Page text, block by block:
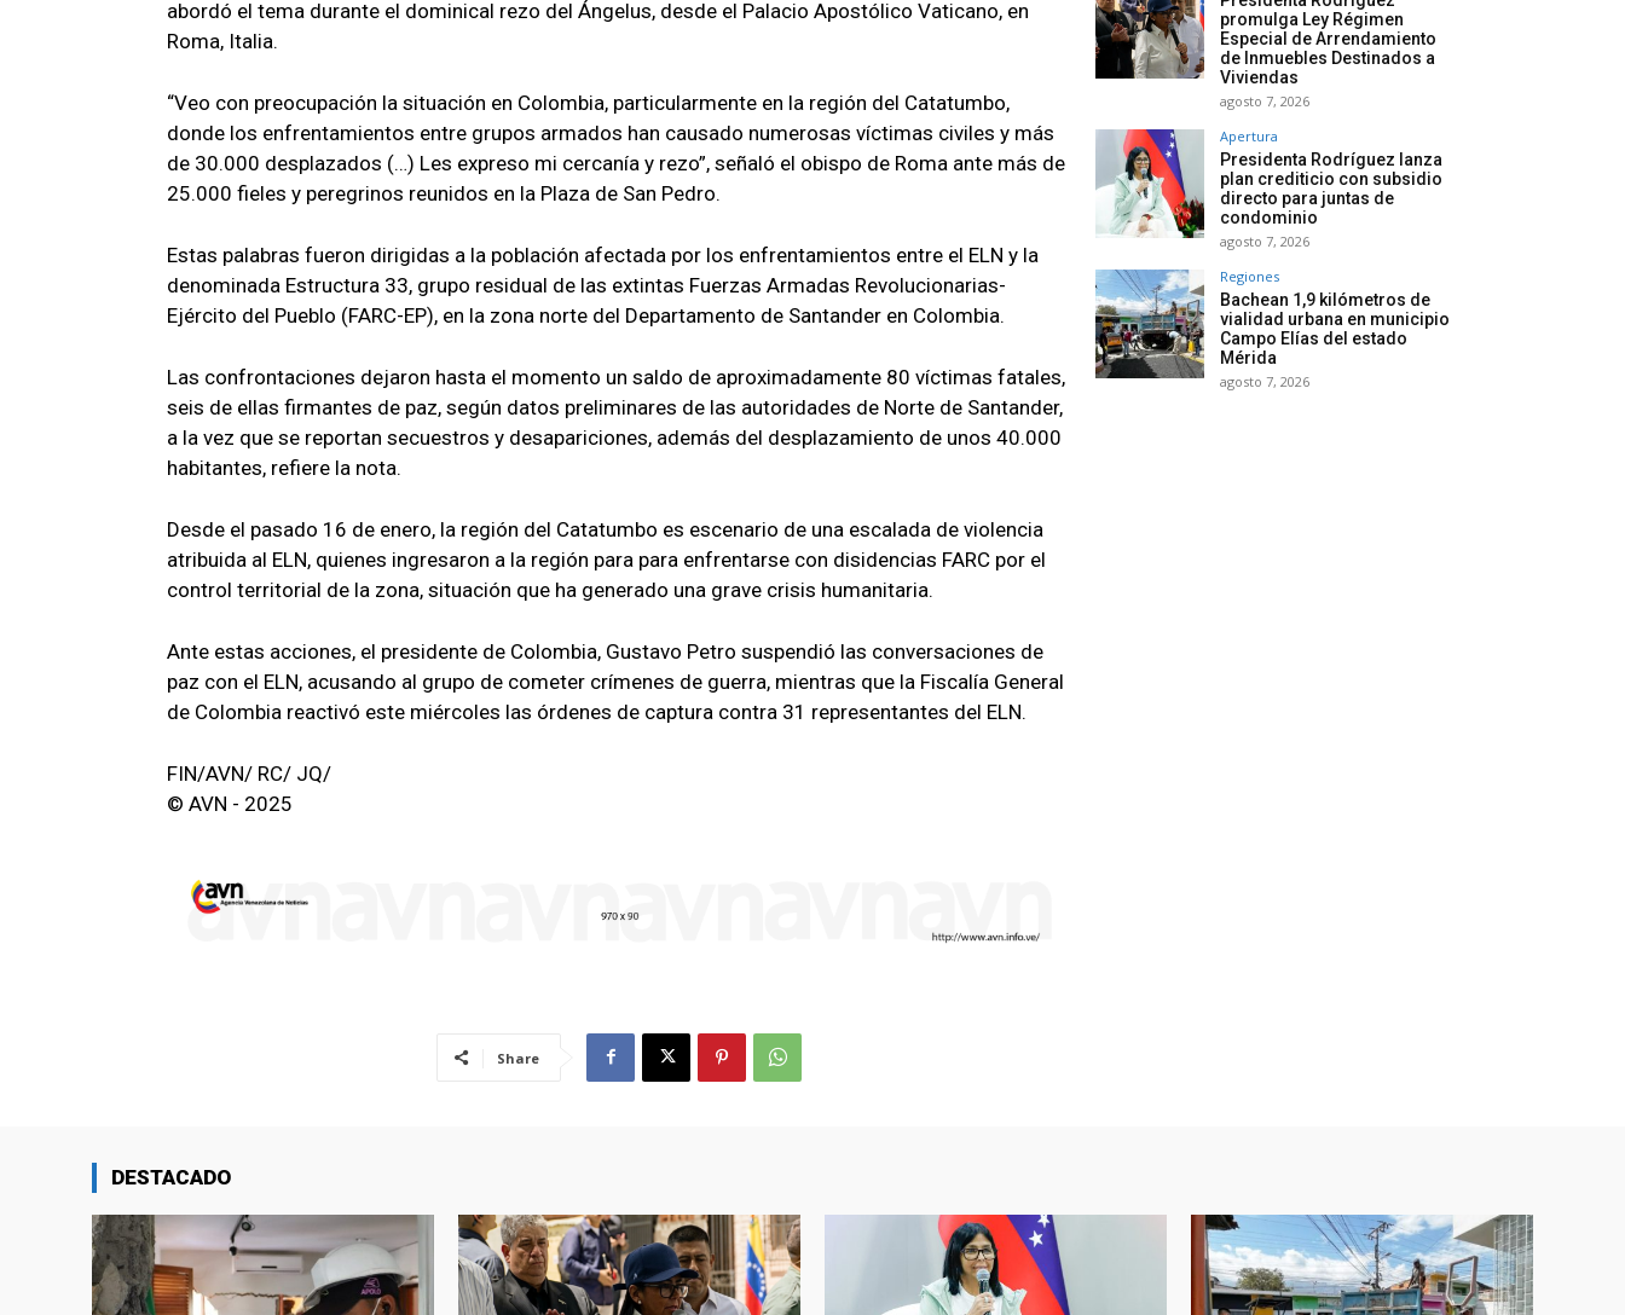
abordó el tema durante el dominical rezo del Ángelus, desde el Palacio Apostólico Vaticano, en
Roma, Italia.
“Veo con preocupación la situación en Colombia, particularmente en la región del Catatumbo,
donde los enfrentamientos entre grupos armados han causado numerosas víctimas civiles y más
de 30.000 desplazados (…) Les expreso mi cercanía y rezo”, señaló el obispo de Roma ante más de
25.000 fieles y peregrinos reunidos en la Plaza de San Pedro.
Estas palabras fueron dirigidas a la población afectada por los enfrentamientos entre el ELN y la
denominada Estructura 33, grupo residual de las extintas Fuerzas Armadas Revolucionarias-
Ejército del Pueblo (FARC-EP), en la zona norte del Departamento de Santander en Colombia.
Las confrontaciones dejaron hasta el momento un saldo de aproximadamente 80 víctimas fatales,
seis de ellas firmantes de paz, según datos preliminares de las autoridades de Norte de Santander,
a la vez que se reportan secuestros y desapariciones, además del desplazamiento de unos 40.000
habitantes, refiere la nota.
Desde el pasado 16 de enero, la región del Catatumbo es escenario de una escalada de violencia
atribuida al ELN, quienes ingresaron a la región para para enfrentarse con disidencias FARC por el
control territorial de la zona, situación que ha generado una grave crisis humanitaria.
Ante estas acciones, el presidente de Colombia, Gustavo Petro suspendió las conversaciones de
paz con el ELN, acusando al grupo de cometer crímenes de guerra, mientras que la Fiscalía General
de Colombia reactivó este miércoles las órdenes de captura contra 31 representantes del ELN.
FIN/AVN/ RC/ JQ/
© AVN - 2025
Share
promulga Ley Régimen
Especial de Arrendamiento
de Inmuebles Destinados a
Viviendas
agosto 7, 2026
Apertura
Presidenta Rodríguez lanza
plan crediticio con subsidio
directo para juntas de
condominio
agosto 7, 2026
Regiones
Bachean 1,9 kilómetros de
vialidad urbana en municipio
Campo Elías del estado
Mérida
agosto 7, 2026
DESTACADO